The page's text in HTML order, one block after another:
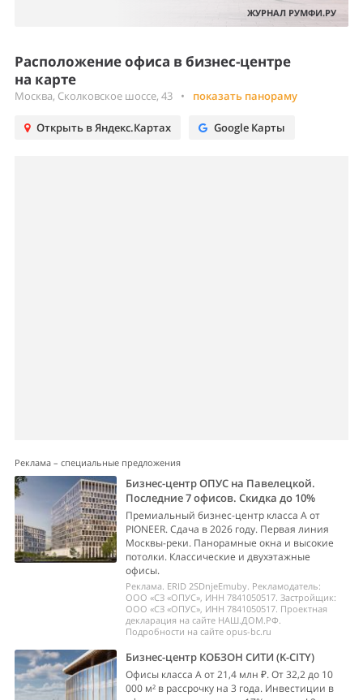
ЖУРНАЛ РУМФИ.РУ
Расположение офиса в бизнес-центре
на карте
Москва, Сколковское шоссе, 43 • показать панораму
Открыть в Яндекс.Картах Google Карты
Реклама – специальные предложения
Бизнес-центр ОПУС на Павелецкой.
Последние 7 офисов. Скидка до 10%
Премиальный бизнес-центр класса А от
PIONEER. Сдача в 2026 году. Первая линия
Москвы-реки. Панорамные окна и высокие
потолки. Классические и двухэтажные
офисы.
Реклама. ERID 2SDnjeEmuby. Рекламодатель:
ООО «СЗ «ОПУС», ИНН 7841050517. Застройщик:
ООО «СЗ «ОПУС», ИНН 7841050517. Проектная
декларация на сайте НАШ.ДОМ.РФ.
Подробности на сайте opus-bc.ru
Бизнес-центр КОБЗОН СИТИ (K-CITY)
Офисы класса А от 21,4 млн ₽. От 32,2 до 10
000 м² в рассрочку на 3 года. Инвестиции в